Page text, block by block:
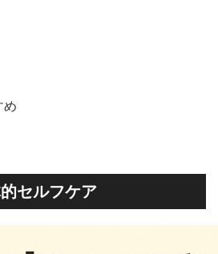
め
セルフケア